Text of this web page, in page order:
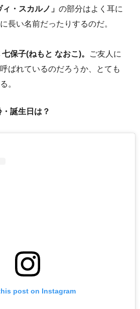
ィ・スカルノ」 の部分はよく耳に
長い名前だったりするのだ。
保子(ねもと なおこ)。
ご友人に
ばれているのだろうか、とても
。
誕生日は？
post on Instagram